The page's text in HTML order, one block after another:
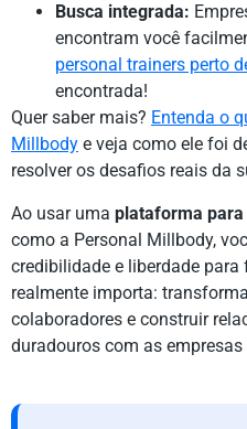
Busca integrada:
encontram você
personal trainers perto
encontrada!
Quer saber mais? Entenda o
Millbody e veja como ele foi
resolver os desafios reais da
Ao usar uma plataforma
como a Personal Millbody,
credibilidade e liberdade para
realmente importa:
colaboradores e construir
duradouros com as